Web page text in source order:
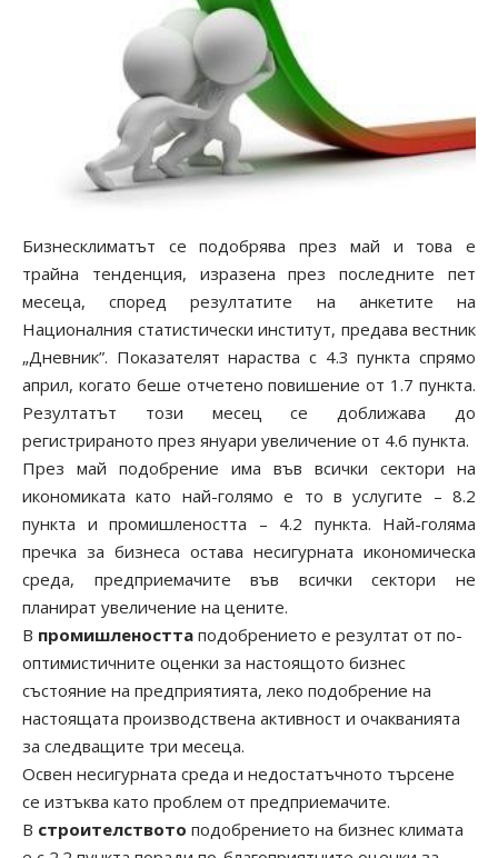
Бизнесклиматът се подобрява през май и това е
трайна тенденция, изразена през последните пет
месеца, според резултатите на анкетите на
Националния статистически институт, предава вестник
„Дневник”. Показателят нараства с 4.3 пункта спрямо
април, когато беше отчетено повишение от 1.7 пункта.
Резултатът този месец се доближава до
регистрираното през януари увеличение от 4.6 пункта.
През май подобрение има във всички сектори на
икономиката като най-голямо е то в услугите – 8.2
пункта и промишлеността – 4.2 пункта. Най-голяма
пречка за бизнеса остава несигурната икономическа
среда, предприемачите във всички сектори не
планират увеличение на цените.
В промишлеността подобрението е резултат от по-
оптимистичните оценки за настоящото бизнес
състояние на предприятията, леко подобрение на
настоящата производствена активност и очакванията
за следващите три месеца.
Освен несигурната среда и недостатъчното търсене
се изтъква като проблем от предприемачите.
В строителството подобрението на бизнес климата